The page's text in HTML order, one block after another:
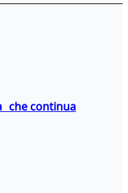
che continua